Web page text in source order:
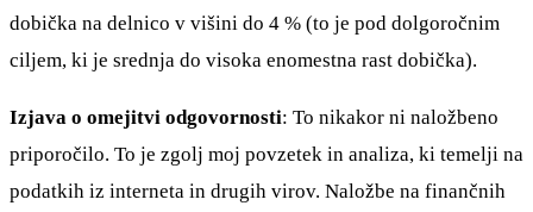
dobička na delnico v višini do 4 % (to je pod dolgoročnim
ciljem, ki je srednja do visoka enomestna rast dobička).
Izjava o omejitvi odgovornosti: To nikakor ni naložbeno
priporočilo. To je zgolj moj povzetek in analiza, ki temelji na
podatkih iz interneta in drugih virov. Naložbe na finančnih